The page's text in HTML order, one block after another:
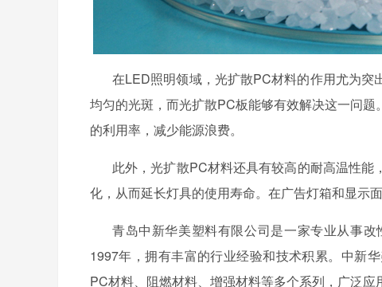
在LED照明领域，光扩散PC材料的作用尤为
均匀的光斑，而光扩散PC板能够有效解决这一问
的利用率，减少能源浪费。
此外，光扩散PC材料还具有较高的耐高温性
化，从而延长灯具的使用寿命。在广告灯箱和显示
青岛中新华美塑料有限公司是一家专业从事
1997年，拥有丰富的行业经验和技术积累。中新
PC材料、阻燃材料、增强材料等多个系列，广泛应